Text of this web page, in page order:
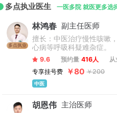
中医药大学临床教学基地。
多点执业医生 一医多院 就医更多选
多点执业
林鸿春 副主任医师
擅长：中医治疗慢性咳嗽
心病等呼吸科疑难杂症。
9.6 预约量 416人 从
专享挂号费
￥80 ￥200
中医
胡恩伟 主治医师